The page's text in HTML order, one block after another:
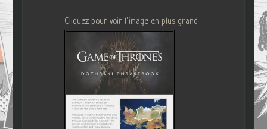
Cliquez pour voir l’image en plus grand